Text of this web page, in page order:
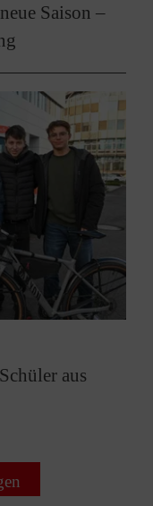
Saison –
aus